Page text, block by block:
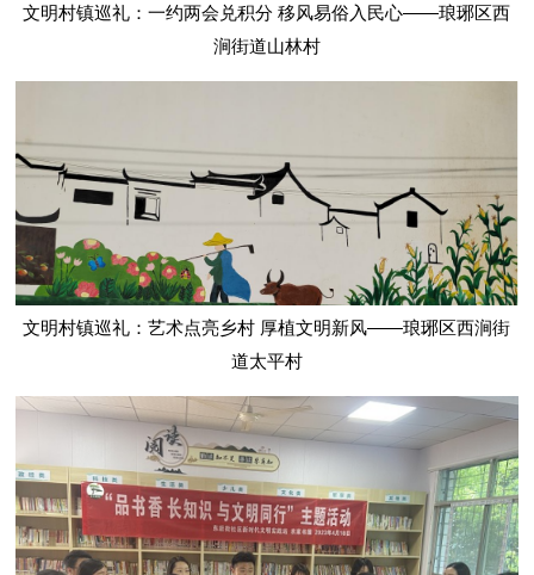
文明村镇巡礼：一约两会兑积分 移风易俗入民心——琅琊区西
涧街道山林村
文明村镇巡礼：艺术点亮乡村 厚植文明新风——琅琊区西涧街
道太平村